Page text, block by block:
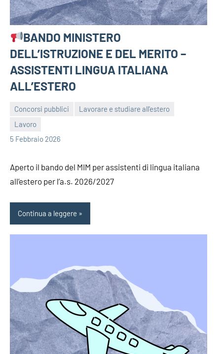
BANDO MINISTERO
DELL’ISTRUZIONE E DEL MERITO –
ASSISTENTI LINGUA ITALIANA
ALL’ESTERO
Concorsi pubblici
Lavorare e studiare all'estero
Lavoro
5 Febbraio 2026
bragiovani
Aperto il bando del MIM per assistenti di lingua italiana
all’estero per l’a.s. 2026/2027
Continua a leggere